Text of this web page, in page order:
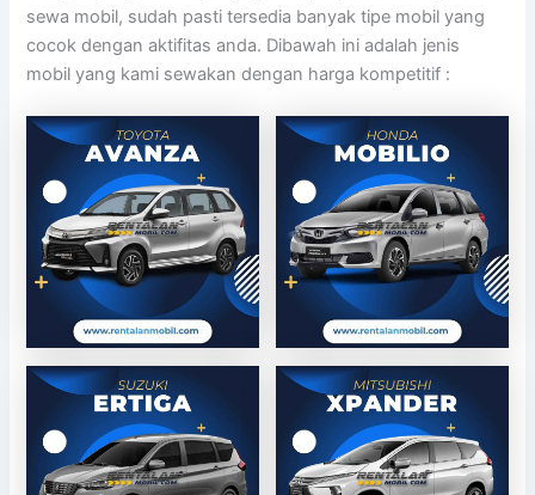
sewa mobil, sudah pasti tersedia banyak tipe mobil yang
cocok dengan aktifitas anda. Dibawah ini adalah jenis
mobil yang kami sewakan dengan harga kompetitif :